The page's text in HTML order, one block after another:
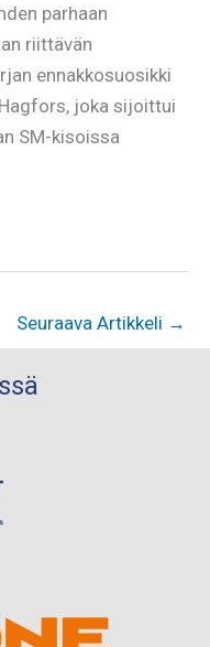
parhaan
riittävän
ennakkosuosikki
joka sijoittui
SM-kisoissa
Seuraava Artikkeli →